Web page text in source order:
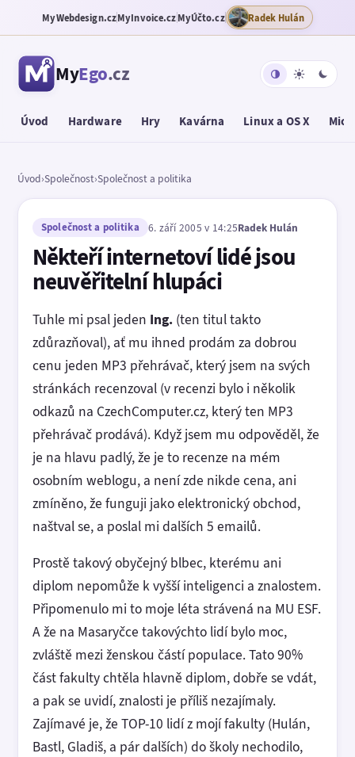
MyWebdesign.czMyInvoice.czMyÚčto.cz Radek Hulán
MyEgo.cz
Úvod Hardware Hry Kavárna Linux a OS X
Úvod›Společnost›Společnost a politika
Společnost a politika 6. září 2005 v 14:25Radek Hulán
Někteří internetoví lidé jsou
neuvěřitelní hlupáci
Tuhle mi psal jeden Ing. (ten titul takto
zdůrazňoval), ať mu ihned prodám za dobrou
cenu jeden MP3 přehrávač, který jsem na svých
stránkách recenzoval (v recenzi bylo i několik
odkazů na CzechComputer.cz, který ten MP3
přehrávač prodává). Když jsem mu odpověděl, že
je na hlavu padlý, že je to recenze na mém
osobním weblogu, a není zde nikde cena, ani
zmíněno, že funguji jako elektronický obchod,
naštval se, a poslal mi dalších 5 emailů.
Prostě takový obyčejný blbec, kterému ani
diplom nepomůže k vyšší inteligenci a znalostem.
Připomenulo mi to moje léta strávená na MU ESF.
A že na Masaryčce takovýchto lidí bylo moc,
zvláště mezi ženskou částí populace. Tato 90%
část fakulty chtěla hlavně diplom, dobře se vdát,
a pak se uvidí, znalosti je příliš nezajímaly.
Zajímavé je, že TOP-10 lidí z mojí fakulty (Hulán,
Bastl, Gladiš, a pár dalších) do školy nechodilo,